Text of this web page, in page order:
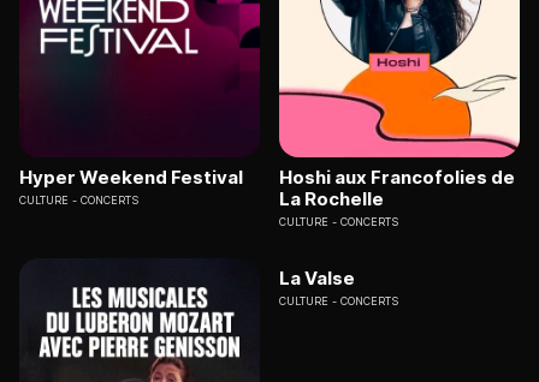
Hyper Weekend Festival
CULTURE CONCERTS
Hoshi aux Francofolies de
La Rochelle
CULTURE CONCERTS
La Valse
CULTURE CONCERTS